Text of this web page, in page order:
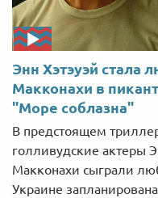
Энн Хэтэуэй стала
Макконахи в
"Море соблазна"
В предстоящем
голливудские актеры
Макконахи сыграли
Украине